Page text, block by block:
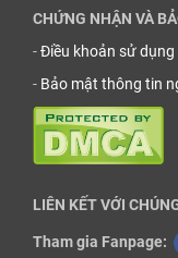
CHỨNG NHẬN VÀ
-Điều khoản sử dụng
- Bảo mật thông tin
LIÊN KẾT VỚI
Tham gia Fanpage: